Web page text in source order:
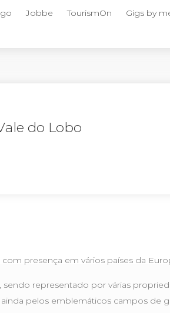
Jobbe TourismOn Gigs by
do Lobo
presença em vários países da
representado por várias
pelos emblemáticos campos de